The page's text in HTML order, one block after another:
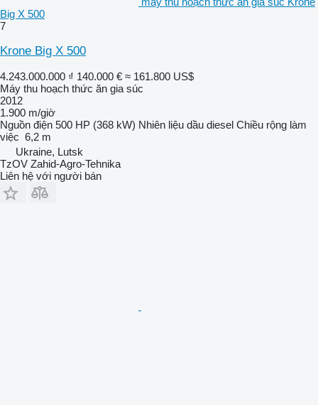
Big X 500
7
Krone Big X 500
4.243.000.000 ₫ 140.000 € ≈ 161.800 US$
Máy thu hoạch thức ăn gia súc
2012
1.900 m/giờ
Nguồn điện 500 HP (368 kW) Nhiên liệu dầu diesel Chiều rộng làm
việc 6,2 m
Ukraine, Lutsk
TzOV Zahid-Agro-Tehnika
Liên hệ với người bán